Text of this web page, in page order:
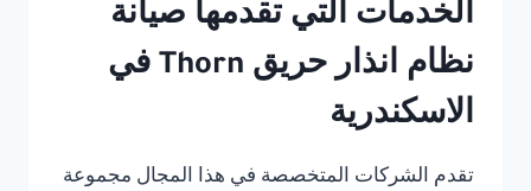
الخدمات التي تقدمها صيانة
نظام انذار حريق Thorn في
الاسكندرية
تقدم الشركات المتخصصة في هذا المجال مجموعة